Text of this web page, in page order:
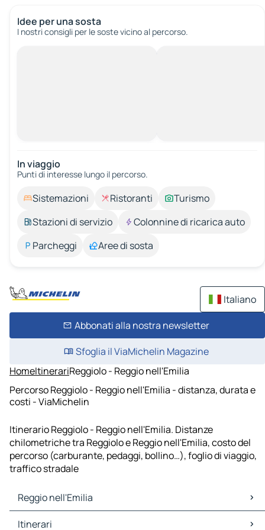
Idee per una sosta
I nostri consigli per le soste vicino al percorso.
In viaggio
Punti di interesse lungo il percorso.
Sistemazioni Ristoranti
Turismo
Stazioni di servizio
Colonnine di ricarica auto
Parcheggi
Aree di sosta
Italiano
Abbonati alla nostra newsletter
Sfoglia il ViaMichelin Magazine
HomeItinerariReggiolo - Reggio nell'Emilia
Percorso Reggiolo - Reggio nell'Emilia - distanza, durata e
costi - ViaMichelin
Itinerario Reggiolo - Reggio nell'Emilia. Distanze
chilometriche tra Reggiolo e Reggio nell'Emilia, costo del
percorso (carburante, pedaggi, bollino…), foglio di viaggio,
traffico stradale
Reggio nell'Emilia
Reggio nell'Emilia Mappe Piantine
Itinerari